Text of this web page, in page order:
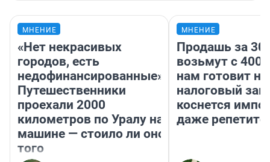
МНЕНИЕ
«Нет некрасивых
городов, есть
недофинансированные».
Путешественники
проехали 2000
километров по Уралу на
машине — стоило ли оно
того
МНЕНИЕ
Продашь за
возьмут с
нам готовит
налоговый
коснется
даже